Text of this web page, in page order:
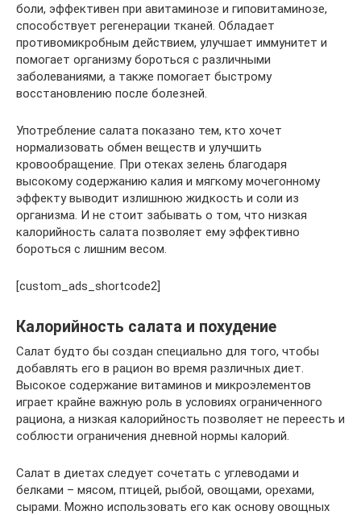
боли, эффективен при авитаминозе и гиповитаминозе,
способствует регенерации тканей. Обладает
противомикробным действием, улучшает иммунитет и
помогает организму бороться с различными
заболеваниями, а также помогает быстрому
восстановлению после болезней.
Употребление салата показано тем, кто хочет
нормализовать обмен веществ и улучшить
кровообращение. При отеках зелень благодаря
высокому содержанию калия и мягкому мочегонному
эффекту выводит излишнюю жидкость и соли из
организма. И не стоит забывать о том, что низкая
калорийность салата позволяет ему эффективно
бороться с лишним весом.
[custom_ads_shortcode2]
Калорийность салата и похудение
Салат будто бы создан специально для того, чтобы
добавлять его в рацион во время различных диет.
Высокое содержание витаминов и микроэлементов
играет крайне важную роль в условиях ограниченного
рациона, а низкая калорийность позволяет не переесть и
соблюсти ограничения дневной нормы калорий.
Салат в диетах следует сочетать с углеводами и
белками – мясом, птицей, рыбой, овощами, орехами,
сырами. Можно использовать его как основу овощных